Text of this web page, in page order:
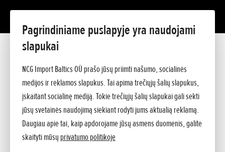
Pagrindiniame puslapyje yra naudojami
slapukai
NCG Import Baltics OÜ prašo jūsų priimti našumo, socialinės
medijos ir reklamos slapukus. Tai apima trečiųjų šalių slapukus,
įskaitant socialinę mediją. Tokie trečiųjų šalių slapukai gali sekti
jūsų svetainės naudojimą siekiant rodyti jums aktualią reklamą.
Daugiau apie tai, kaip apdorojame jūsų asmens duomenis, galite
skaityti mūsų privatumo politikoje
Pridėta 22.05.2024
MĖGAUKITĖS BELAIDŽIU SPRENDIMŲ
LAISVE